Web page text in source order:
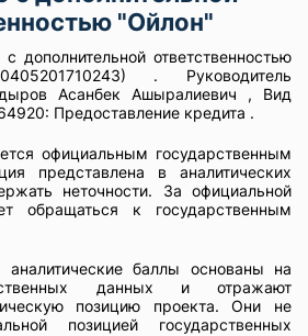
"Ойлон"
дополнительной ответственностью
. Руководитель
Асанбек Ашыралиевич , Вид
Предоставление кредита .
официальным государственным
представлена в аналитических
неточности. За официальной
обращаться к государственным
аналитические баллы основаны на
данных и отражают
позицию проекта. Они не
позицией государственных